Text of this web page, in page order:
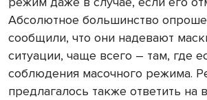
Абсолютное большинство
сообщили, что они надевают
ситуации, чаще всего – там, где
соблюдения масочного режима.
предлагалось также ответить на